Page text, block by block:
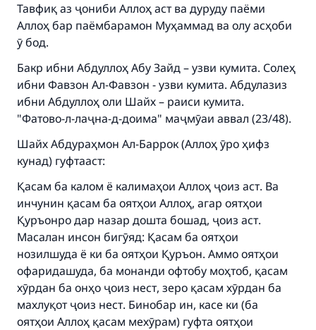
Тавфиқ аз ҷониби Аллоҳ аст ва дуруду паёми
Аллоҳ бар паёмбарамон Муҳаммад ва олу асҳоби
ӯ бод.
Бакр ибни Абдуллоҳ Абу Зайд – узви кумита. Солеҳ
ибни Фавзон Ал-Фавзон - узви кумита. Абдулазиз
ибни Абдуллоҳ оли Шайх – раиси кумита.
"Фатово-л-лаҷна-д-доима" маҷмӯаи аввал (23/48).
Шайх Абдураҳмон Ал-Баррок (Аллоҳ ӯро ҳифз
кунад) гуфтааст:
Қасам ба калом ё калимаҳои Аллоҳ ҷоиз аст. Ва
инчунин қасам ба оятҳои Аллоҳ, агар оятҳои
Қуръонро дар назар дошта бошад, ҷоиз аст.
Масалан инсон бигӯяд: Қасам ба оятҳои
нозилшуда ё ки ба оятҳои Қуръон. Аммо оятҳои
офаридашуда, ба монанди офтобу моҳтоб, қасам
хӯрдан ба онҳо ҷоиз нест, зеро қасам хӯрдан ба
махлуқот ҷоиз нест. Бинобар ин, касе ки (ба
оятҳои Аллоҳ қасам мехӯрам) гуфта оятҳои
Support IslamQA